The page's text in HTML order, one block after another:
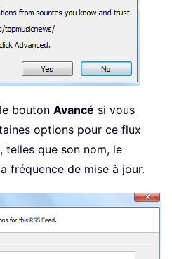
bouton Avancé si vous
options pour ce flux
telles que son nom, le
fréquence de mise à jour.